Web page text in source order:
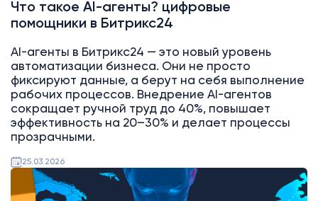
Что такое AI-агенты? цифровые
помощники в Битрикс24
AI-агенты в Битрикс24 — это новый уровень
автоматизации бизнеса. Они не просто
фиксируют данные, а берут на себя выполнение
рабочих процессов. Внедрение AI-агентов
сокращает ручной труд до 40%, повышает
эффективность на 20–30% и делает процессы
прозрачными.
25.03.2026